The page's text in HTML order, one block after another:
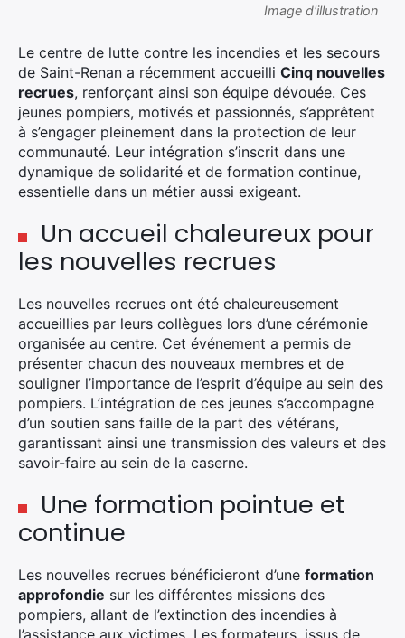
Image d'illustration
Le centre de lutte contre les incendies et les secours
de Saint-Renan a récemment accueilli Cinq nouvelles
recrues, renforçant ainsi son équipe dévouée. Ces
jeunes pompiers, motivés et passionnés, s’apprêtent
à s’engager pleinement dans la protection de leur
communauté. Leur intégration s’inscrit dans une
dynamique de solidarité et de formation continue,
essentielle dans un métier aussi exigeant.
Un accueil chaleureux pour
les nouvelles recrues
Les nouvelles recrues ont été chaleureusement
accueillies par leurs collègues lors d’une cérémonie
organisée au centre. Cet événement a permis de
présenter chacun des nouveaux membres et de
souligner l’importance de l’esprit d’équipe au sein des
pompiers. L’intégration de ces jeunes s’accompagne
d’un soutien sans faille de la part des vétérans,
garantissant ainsi une transmission des valeurs et des
savoir-faire au sein de la caserne.
Une formation pointue et
continue
Les nouvelles recrues bénéficieront d’une formation
approfondie sur les différentes missions des
pompiers, allant de l’extinction des incendies à
l’assistance aux victimes. Les formateurs, issus de